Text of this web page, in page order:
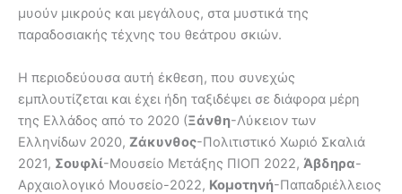
μυούν μικρούς και μεγάλους, στα μυστικά της
παραδοσιακής τέχνης του θεάτρου σκιών.
Η περιοδεύουσα αυτή έκθεση, που συνεχώς
εμπλουτίζεται και έχει ήδη ταξιδέψει σε διάφορα μέρη
της Ελλάδος από το 2020 (Ξάνθη-Λύκειον των
Ελληνίδων 2020, Ζάκυνθος-Πολιτιστικό Χωριό Σκαλιά
2021, Σουφλί-Μουσείο Μετάξης ΠΙΟΠ 2022, Άβδηρα-
Αρχαιολογικό Μουσείο-2022, Κομοτηνή-Παπαδριέλλειος